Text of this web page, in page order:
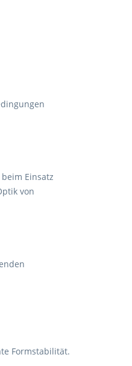
Einsatz
von
Formstabilität.